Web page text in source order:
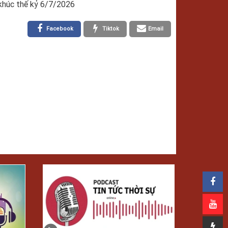
thế kỷ 6/7/2026
Email
Tiktok
Facebook